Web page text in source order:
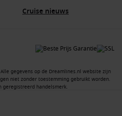
Cruise nieuws
gegevens op de Dreamlines.nl website zijn
niet zonder toestemming gebruikt worden.
geregistreerd handelsmerk.